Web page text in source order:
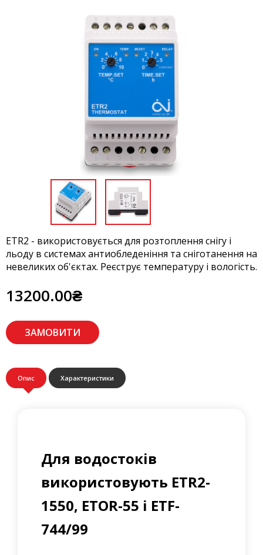
ETR2 - використовується для розтоплення снігу і
льоду в системах антиобледеніння та сніготанення на
невеликих об'єктах. Реєструє температуру і вологість.
13200.00₴
ЗАМОВИТИ
Опис Характеристики
Для водостоків
використовують ETR2-
1550, ETOR-55 і ETF-
744/99